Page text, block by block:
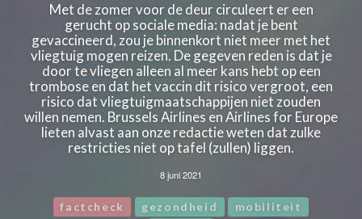
Met de zomer voor de deur circuleert er een
gerucht op sociale media: nadat je bent
gevaccineerd, zou je binnenkort niet meer met het
vliegtuig mogen reizen. De gegeven reden is dat je
door te vliegen alleen al meer kans hebt op een
trombose en dat het vaccin dit risico vergroot, een
risico dat vliegtuigmaatschappijen niet zouden
willen nemen. Brussels Airlines en Airlines for Europe
lieten alvast aan onze redactie weten dat zulke
restricties niet op tafel (zullen) liggen.
8 juni 2021
factcheck gezondheid
mobiliteit